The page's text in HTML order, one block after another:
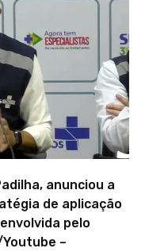
anunciou a
de aplicação
pelo
–